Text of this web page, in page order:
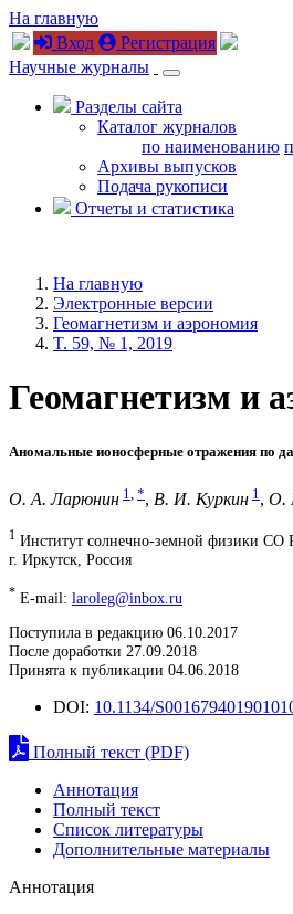
На главную
Вход
Регистрация
Научные журналы
Разделы сайта
Каталог журналов
по наименованию
Архивы выпусков
Подача рукописи
Отчеты и статистика
На главную
Электронные версии
Геомагнетизм и аэрономия
T. 59, № 1, 2019
Геомагнетизм и
Аномальные ионосферные отражения по
О. А. Ларюнин 1 *, В. И. Куркин 1 , О.
1 Институт солнечно-земной физики СО
г. Иркутск, Россия
* E-mail: laroleg@inbox.ru
Поступила в редакцию 06.10.2017
После доработки 27.09.2018
Принята к публикации 04.06.2018
DOI: 10.1134/
Полный текст (PDF)
Аннотация
Полный текст
Список литературы
Дополнительные материалы
Аннотация